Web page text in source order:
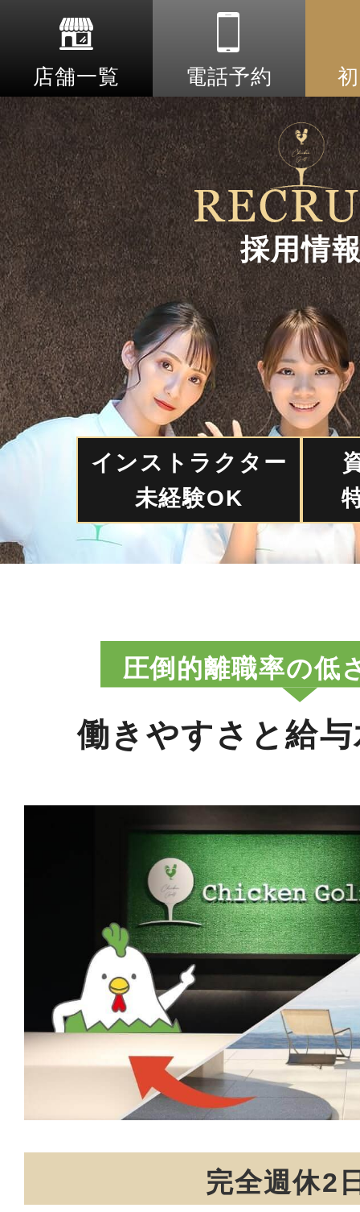
電話予約
店舗一覧
採用情
インストラクター
未経験OK
圧倒的離職率の低
働きやすさと給
完全週休2